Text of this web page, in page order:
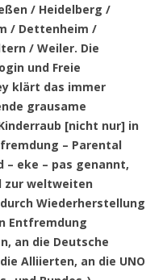
/ Heidelberg /
/ Dettenheim /
/ Weiler. Die
und Freie
klärt das immer
grausame
[nicht nur] in
– Parental
– eke – pas genannt,
zur weltweiten
Wiederherstellung
Entfremdung
an die Deutsche
Alliierten, an die UNO